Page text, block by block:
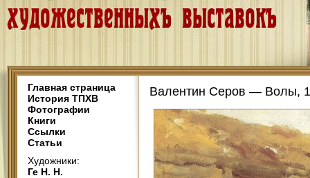
Главная страница
История ТПХВ
Фотографии
Книги
Ссылки
Статьи
Художники:
Ге Н. Н.
Валентин Серов — Волы,